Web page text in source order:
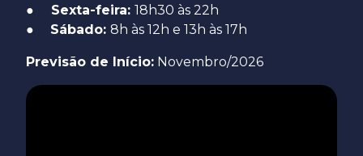
●
Sexta-feira: 18h30 às 22h
● Sábado: 8h às 12h e 13h às 17h
Previsão de Início: Novembro/2026